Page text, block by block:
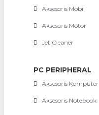
Aksesoris Mobil
Aksesoris Motor
Jet Cleaner
PC PERIPHERAL
Aksesoris Komputer
Aksesoris Notebook